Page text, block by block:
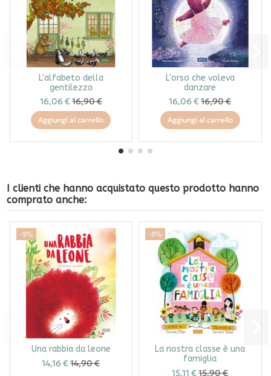
L'alfabeto della
gentilezza
16,06 €16,90 €
Aggiungi al carrello
L'orso che voleva
danzare
16,06 €16,90 €
Aggiungi al carrello
I clienti che hanno acquistato questo prodotto hanno
comprato anche:
-5%
Una rabbia da leone
14,16 €14,90 €
-5%
La nostra classe è una
famiglia
15,11 €15,90 €